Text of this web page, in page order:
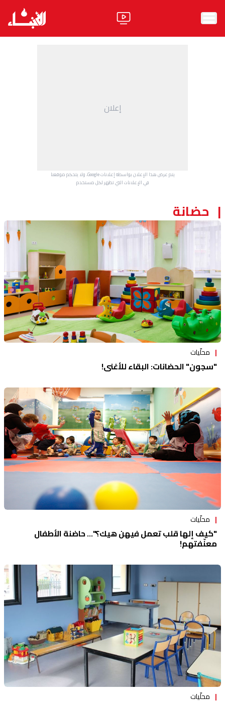
ثقافة ومجتمع
إعلان
يتم عرض هذا الإعلان بواسطة إعلانات Google، ولا يتحكم موقعنا
في الإعلانات التي تظهر لكل مستخدم.
حضانة
محلّيات
"سجون" الحضانات: البقاء للأغنى!
محلّيات
"كيف إلها قلب تعمل فيهن هيك؟"... حاضنة الأطفال
معنّفتهم!
محلّيات